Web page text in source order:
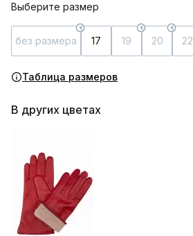
Выберите размер
без размера 17 19 20 22
Таблица размеров
В других цветах